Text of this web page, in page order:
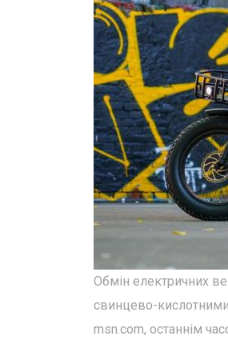
Обмін електричних
свинцево-
msn.com, останнім